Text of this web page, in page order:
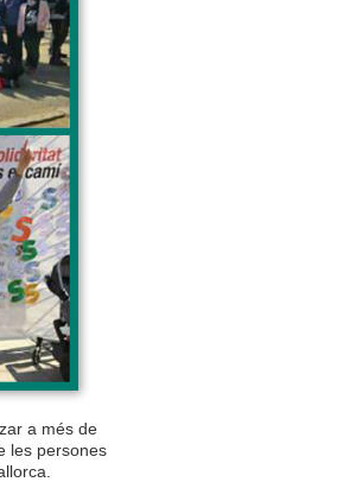
a més de
les persones